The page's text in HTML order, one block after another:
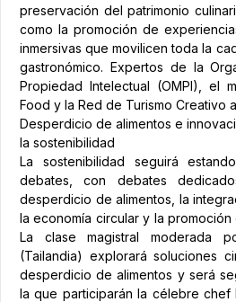
preservación del patrimonio
como la promoción de
inmersivas que movilicen toda la
gastronómico. Expertos de la
Propiedad Intelectual (OMPI), el
Food y la Red de Turismo Creativo
Desperdicio de alimentos e
la sostenibilidad
La sostenibilidad seguirá
debates, con debates
desperdicio de alimentos, la
la economía circular y la
La clase magistral moderada
(Tailandia) explorará soluciones
desperdicio de alimentos y será
la que participarán la célebre chef